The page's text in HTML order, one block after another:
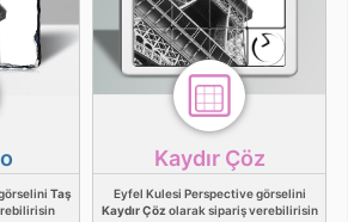
Taş
Kaydır Çöz
Eyfel Kulesi Perspective görselini
Kaydır Çöz olarak sipariş verebilirisin